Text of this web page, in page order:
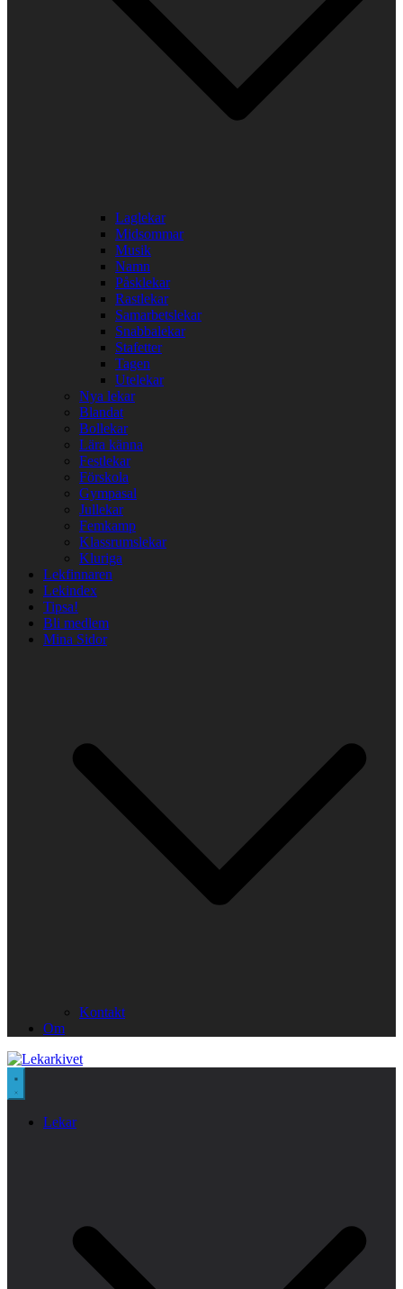
Laglekar
Midsommar
Musik
Namn
Påsklekar
Rastlekar
Samarbetslekar
Snabbalekar
Stafetter
Tagen
Utelekar
Nya lekar
Blandat
Bollekar
Lära känna
Festlekar
Förskola
Gympasal
Jullekar
Femkamp
Klassrumslekar
Kluriga
Lekfinnaren
Lekindex
Tipsa!
Bli medlem
Mina Sidor
Kontakt
Om
Lekar